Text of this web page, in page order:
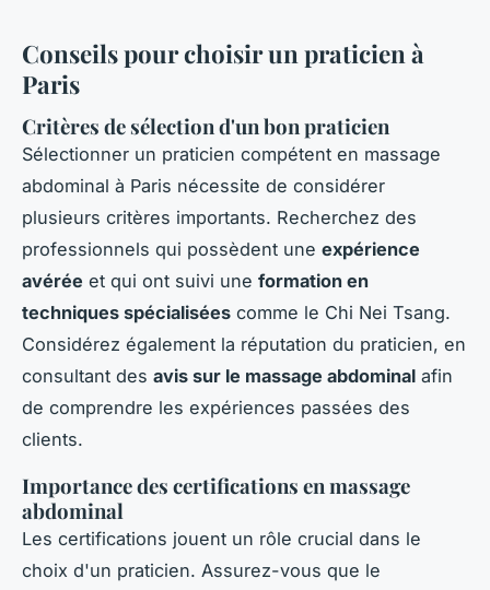
Conseils pour choisir un praticien à
Paris
Critères de sélection d'un bon praticien
Sélectionner un praticien compétent en massage
abdominal à Paris nécessite de considérer
plusieurs critères importants. Recherchez des
professionnels qui possèdent une expérience
avérée et qui ont suivi une formation en
techniques spécialisées comme le Chi Nei Tsang.
Considérez également la réputation du praticien, en
consultant des avis sur le massage abdominal afin
de comprendre les expériences passées des
clients.
Importance des certifications en massage
abdominal
Les certifications jouent un rôle crucial dans le
choix d'un praticien. Assurez-vous que le